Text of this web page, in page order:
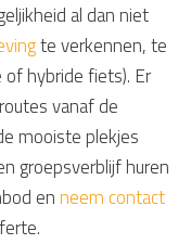
al dan niet
te verkennen, te
hybride fiets). Er
vanaf de
mooiste plekjes
groepsverblijf huren
enneem contact